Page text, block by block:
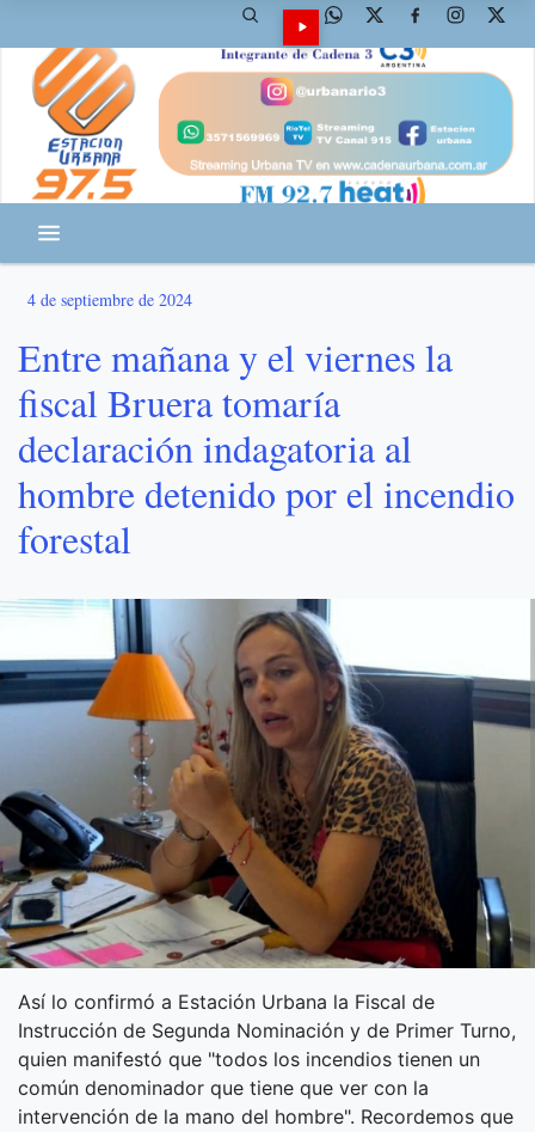
4 de septiembre de 2024
Entre mañana y el viernes la
fiscal Bruera tomaría
declaración indagatoria al
hombre detenido por el incendio
forestal
Así lo confirmó a Estación Urbana la Fiscal de
Instrucción de Segunda Nominación y de Primer Turno,
quien manifestó que "todos los incendios tienen un
común denominador que tiene que ver con la
intervención de la mano del hombre". Recordemos que